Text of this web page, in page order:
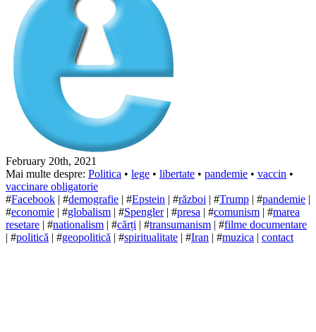
February 20th, 2021
Mai multe despre: Politica • lege • libertate • pandemie • vaccin •
vaccinare obligatorie
#Facebook | #demografie | #Epstein | #război | #Trump | #pandemie |
#economie | #globalism | #Spengler| #presa | #comunism | #marea
resetare | #nationalism | #cărți | #transumanism | #filme documentare
| #politică | #geopolitică | #spiritualitate | #Iran | #muzica | contact